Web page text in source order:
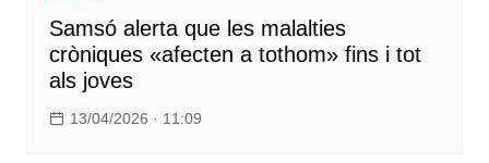
Samsó alerta que les malalties
cròniques «afecten a tothom» fins i tot
als joves
13/04/2026 · 11:09